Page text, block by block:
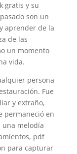
gratis y su
son un
aprender de la
de las
un momento
vida.
persona
Fue
y extraño,
permaneció en
una melodía
pdf
para capturar